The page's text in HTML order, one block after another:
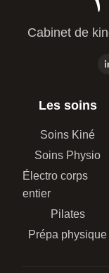
Cabinet de
Les soins
Soins Kiné
Soins Physio
Électro corps
entier
Pilates
Prépa physique